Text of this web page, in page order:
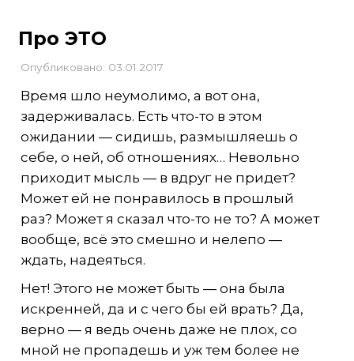
Про ЭТО
Опубликовано: 03.01.2017
Время шло неумолимо, а вот она,
задерживалась. Есть что-то в этом
ожидании — сидишь, размышляешь о
себе, о ней, об отношениях… Невольно
приходит мысль — в вдруг не придет?
Может ей не понравилось в прошлый
раз? Может я сказал что-то не то? А может
вообще, всё это смешно и нелепо —
ждать, надеяться.
Нет! Этого не может быть — она была
искренней, да и с чего бы ей врать? Да,
верно — я ведь очень даже не плох, со
мной не пропадешь и уж тем более не